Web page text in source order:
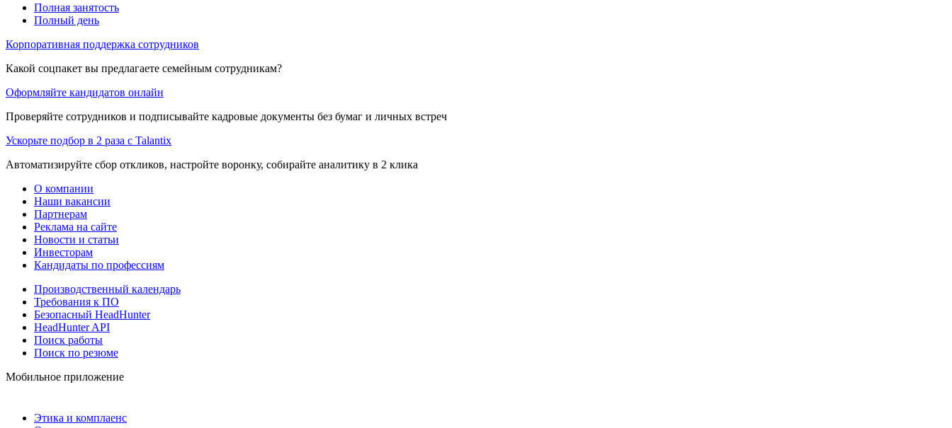
Полная занятость
Полный день
Корпоративная поддержка сотрудников
Какой соцпакет вы предлагаете семейным сотрудникам?
Оформляйте кандидатов онлайн
Проверяйте сотрудников и подписывайте кадровые документы без бумаг и личных встреч
Ускорьте подбор в 2 раза с Talantix
Автоматизируйте сбор откликов, настройте воронку, собирайте аналитику в 2 клика
О компании
Наши вакансии
Партнерам
Реклама на сайте
Новости и статьи
Инвесторам
Кандидаты по профессиям
Производственный календарь
Требования к ПО
Безопасный HeadHunter
HeadHunter API
Поиск работы
Поиск по резюме
Мобильное приложение
Этика и комплаенс